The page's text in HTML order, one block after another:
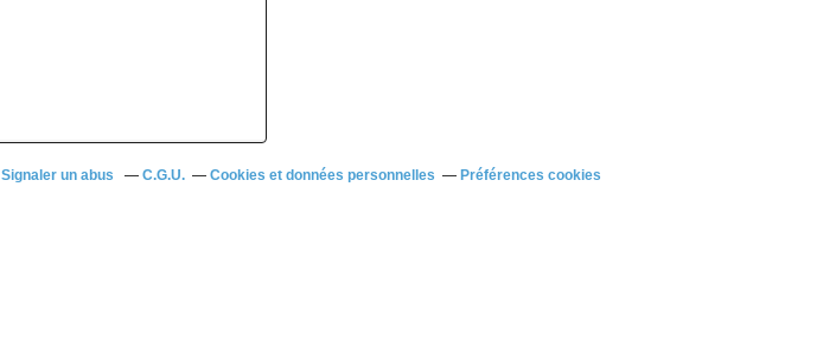
Signaler un abus C.G.U. Cookies et données personnelles Préférences cookies